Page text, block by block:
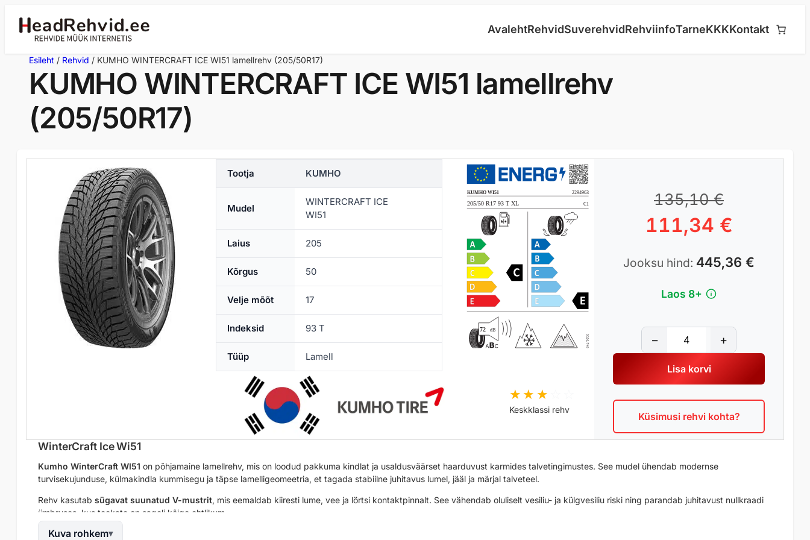
AvalehtRehvidSuverehvidRehviinfoTarneKKKKontakt
Esileht / Rehvid / KUMHO WINTERCRAFT ICE WI51 lamellrehv (205/50R17)
KUMHO WINTERCRAFT ICE WI51 lamellrehv
(205/50R17)
Tootja KUMHO
Mudel
WINTERCRAFT ICE
WI51
Laius 205
Kõrgus 50
Velje mõõt 17
Indeksid 93 T
Tüüp Lamell
3
Keskklassi rehv
135,10€
111,34 €
Jooksu hind: 445,36 €
Laos 8+
K
O
N
T
C
A
− +
Lisa korvi
Küsimusi rehvi kohta?
WinterCraft Ice Wi51
Kumho WinterCraft WI51 on põhjamaine lamellrehv, mis on loodud pakkuma kindlat ja usaldusväärset haarduvust karmides talvetingimustes. See mudel ühendab modernse
turvisekujunduse, külmakindla kummisegu ja täpse lamelligeomeetria, et tagada stabiilne juhitavus lumel, jääl ja märjal talveteel.
Rehv kasutab sügavat suunatud V-mustrit, mis eemaldab kiiresti lume, vee ja lörtsi kontaktpinnalt. See vähendab oluliselt vesiliu- ja külgvesiliu riski ning parandab juhitavust nullkraadi
ümbruses, kus teekate on sageli kõige ohtlikum.
WI51 talvisegu on välja töötatud selleks, et säilitada
Kuva rohkem